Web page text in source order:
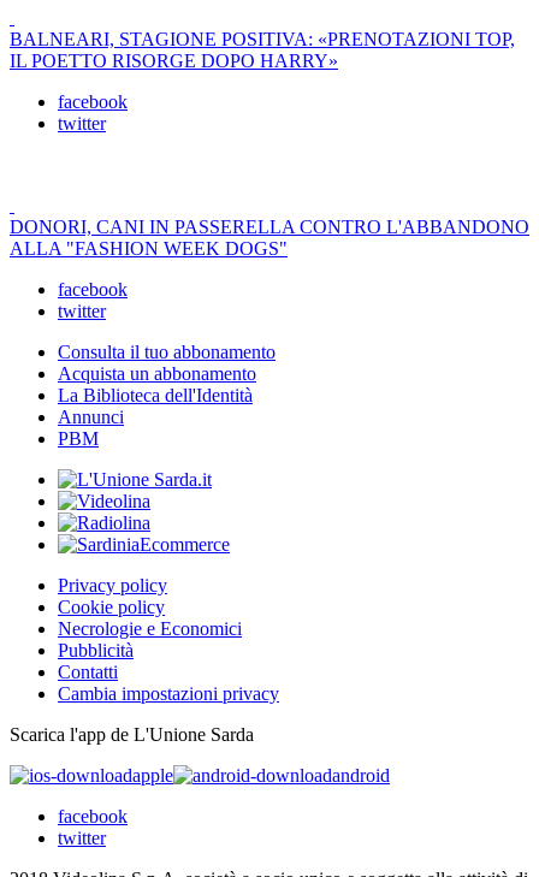
BALNEARI, STAGIONE POSITIVA: «PRENOTAZIONI TOP,
IL POETTO RISORGE DOPO HARRY»
facebook
twitter
DONORI, CANI IN PASSERELLA CONTRO L'ABBANDONO
ALLA "FASHION WEEK DOGS"
facebook
twitter
Consulta il tuo abbonamento
Acquista un abbonamento
La Biblioteca dell'Identità
Annunci
PBM
Privacy policy
Cookie policy
Necrologie e Economici
Pubblicità
Contatti
Cambia impostazioni privacy
Scarica l'app de L'Unione Sarda
apple
android
facebook
twitter